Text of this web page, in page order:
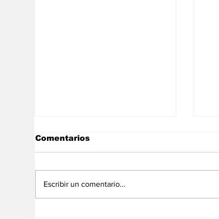
Comentarios
Escribir un comentario...